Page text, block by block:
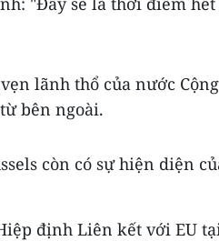
lãnh thổ của nước Cộng
bên ngoài.
còn có sự hiện diện
định Liên kết với EU